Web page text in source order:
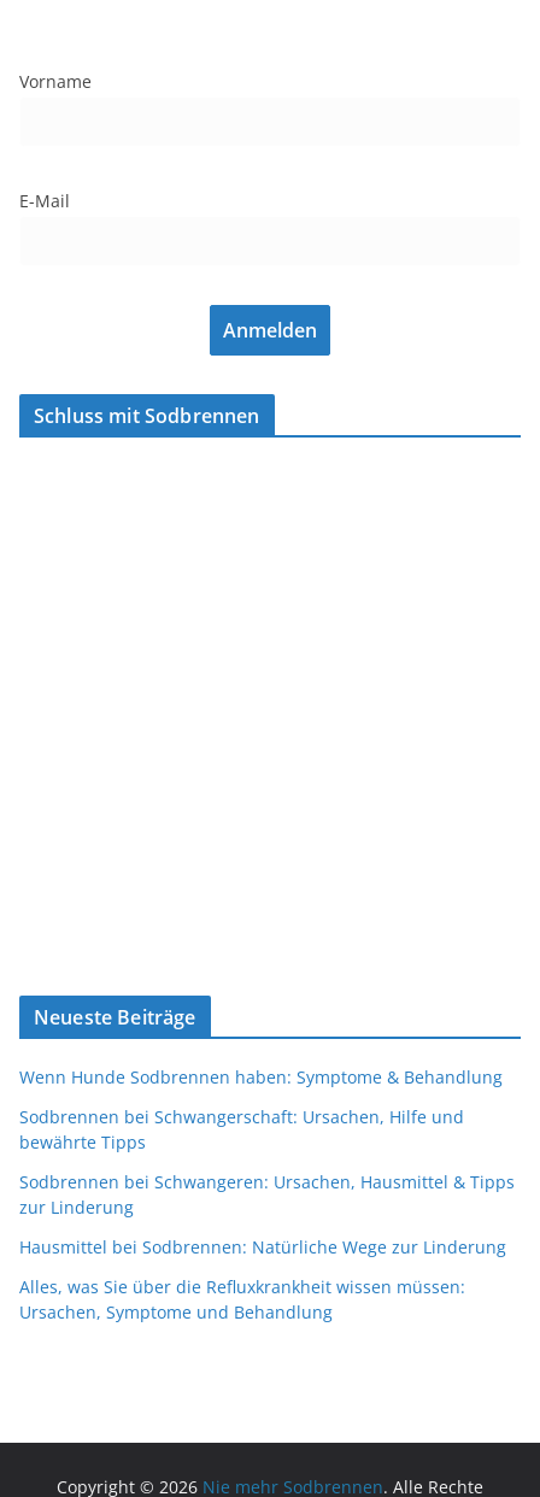
Vorname
E-Mail
Anmelden
Schluss mit Sodbrennen
Neueste Beiträge
Wenn Hunde Sodbrennen haben: Symptome & Behandlung
Sodbrennen bei Schwangerschaft: Ursachen, Hilfe und
bewährte Tipps
Sodbrennen bei Schwangeren: Ursachen, Hausmittel & Tipps
zur Linderung
Hausmittel bei Sodbrennen: Natürliche Wege zur Linderung
Alles, was Sie über die Refluxkrankheit wissen müssen:
Ursachen, Symptome und Behandlung
Copyright © 2026 Nie mehr Sodbrennen. Alle Rechte